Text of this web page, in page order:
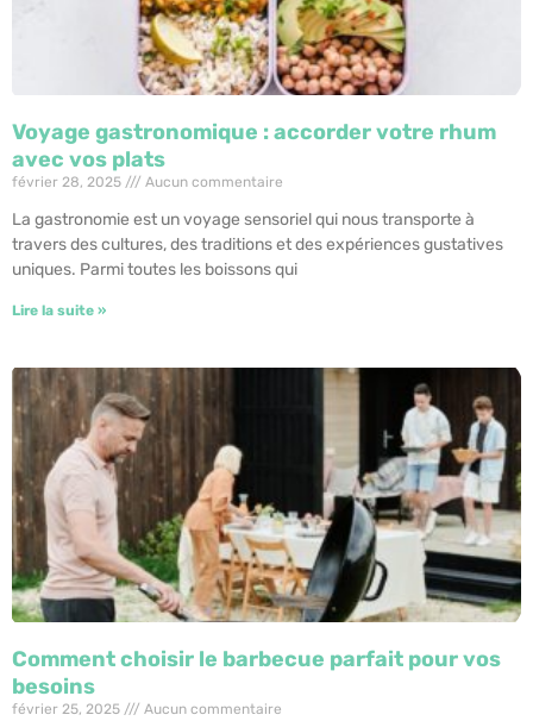
Voyage gastronomique : accorder votre rhum
avec vos plats
février 28, 2025 Aucun commentaire
La gastronomie est un voyage sensoriel qui nous transporte à
travers des cultures, des traditions et des expériences gustatives
uniques. Parmi toutes les boissons qui
Lire la suite »
Comment choisir le barbecue parfait pour vos
besoins
février 25, 2025 Aucun commentaire